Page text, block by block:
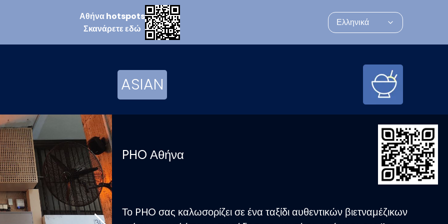
Αθήναhotspots
Σκανάρετεεδώ
Ελληνικά
ASIAN
PHO Αθήνα
Το PHO σας καλωσορίζει σε ένα ταξίδι αυθεντικών βιετναμέζικων